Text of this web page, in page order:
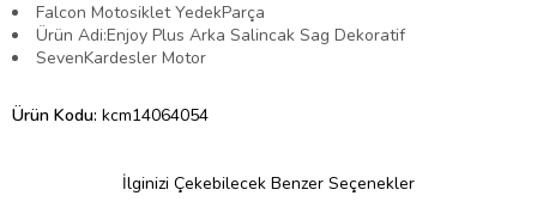
Falcon Motosiklet YedekParça
Ürün Adi:Enjoy Plus Arka Salincak Sag Dekoratif
SevenKardesler Motor
Ürün Kodu: kcm14064054
İlginizi Çekebilecek Benzer Seçenekler